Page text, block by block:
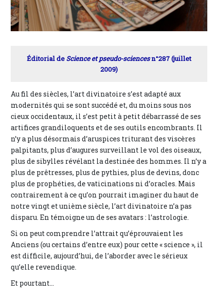
Éditorial de Science et pseudo-sciencesn°287 (juillet
2009)
Au fil des siècles, l’art divinatoire s’est adapté aux
modernités qui se sont succédé et, du moins sous nos
cieux occidentaux, il s’est petit à petit débarrassé de ses
artifices grandiloquents et de ses outils encombrants. Il
n’y a plus désormais d’aruspices triturant des viscères
palpitants, plus d’augures surveillant le vol des oiseaux,
plus de sibylles révélant la destinée des hommes. Il n’y a
plus de prêtresses, plus de pythies, plus de devins, donc
plus de prophéties, de vaticinations ni d’oracles. Mais
contrairement à ce qu’on pourrait imaginer du haut de
notre vingt et unième siècle, l’art divinatoire n’a pas
disparu. En témoigne un de ses avatars : l’astrologie.
Si on peut comprendre l’attrait qu’éprouvaient les
Anciens (ou certains d’entre eux) pour cette « science », il
est difficile, aujourd’hui, de l’aborder avec le sérieux
qu’elle revendique.
Et pourtant…